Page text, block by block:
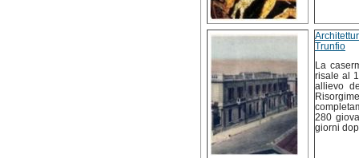
Trunfio
La
risale al
allievo
280
giorni